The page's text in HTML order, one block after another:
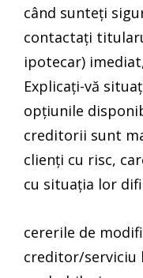
când sunteți
contactați
ipotecar)
Explicați-vă
opțiunile
creditorii sunt
clienți cu risc,
cu situația lor
cererile de
creditor/serviciu